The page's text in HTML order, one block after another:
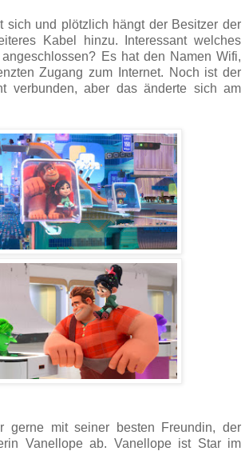
sich und plötzlich hängt der Besitzer der
Kabel hinzu. Interessant welches
Es hat den Namen Wifi,
Zugang zum Internet. Noch ist der
verbunden, aber das änderte sich am
gerne mit seiner besten Freundin, der
Vanellope ab. Vanellope ist Star im